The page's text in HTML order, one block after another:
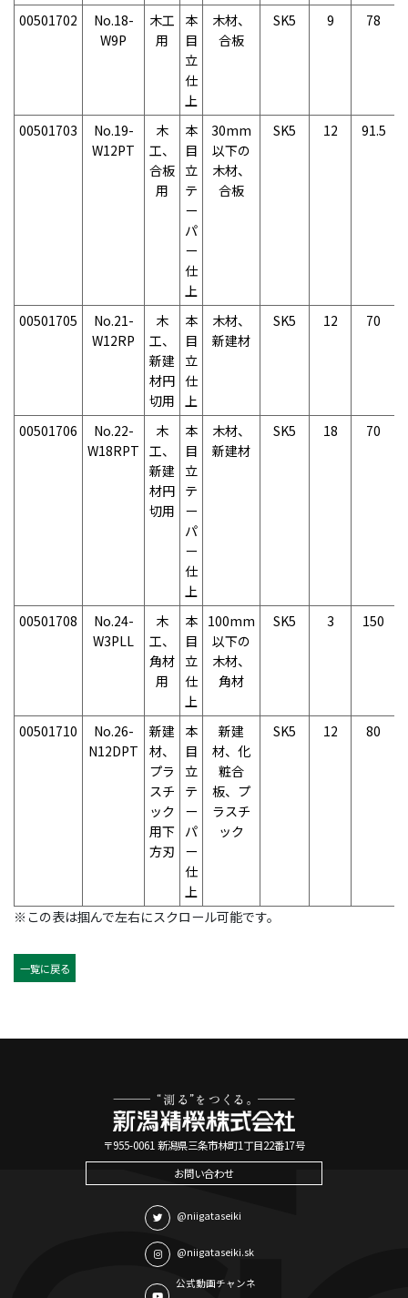
00501702
No.18-
W9P
木工
用
本
目
立
仕
上
木材、
合板
SK5 9 78
00501703
No.19-
W12PT
木
工、
合板
用
本
目
立
テ
ー
パ
ー
仕
上
30mm
以下の
木材、
合板
SK5 12 91.5
00501705
No.21-
W12RP
木
工、
新建
材円
切用
本
目
立
仕
上
木材、
新建材
SK5 12 70
00501706
No.22-
W18RPT
木
工、
新建
材円
切用
本
目
立
テ
ー
パ
ー
仕
上
木材、
新建材
SK5 18 70
00501708
No.24-
W3PLL
木
工、
角材
用
本
目
立
仕
上
100mm
以下の
木材、
角材
SK5 3 150
00501710
No.26-
N12DPT
新建
材、
プラ
スチ
ック
用下
方刃
本
目
立
テ
ー
パ
ー
仕
上
新建
材、化
粧合
板、プ
ラスチ
ック
SK5 12 80
※この表は掴んで左右にスクロール可能です。
一覧に戻る
〒955-0061 新潟県三条市林町1丁目22番17号
お問い合わせ
@niigataseiki
@niigataseiki.sk
公式動画チャンネ